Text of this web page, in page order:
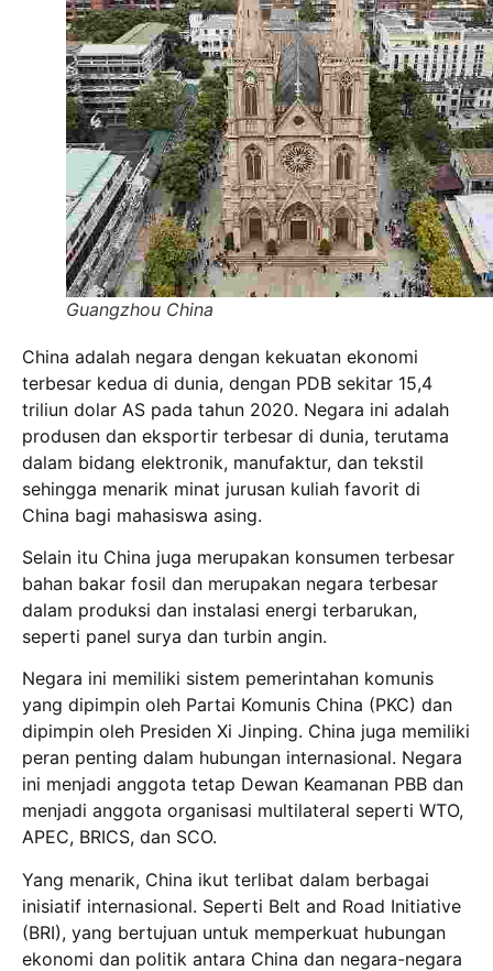
Guangzhou China
China adalah negara dengan kekuatan ekonomi
terbesar kedua di dunia, dengan PDB sekitar 15,4
triliun dolar AS pada tahun 2020. Negara ini adalah
produsen dan eksportir terbesar di dunia, terutama
dalam bidang elektronik, manufaktur, dan tekstil
sehingga menarik minat jurusan kuliah favorit di
China bagi mahasiswa asing.
Selain itu China juga merupakan konsumen terbesar
bahan bakar fosil dan merupakan negara terbesar
dalam produksi dan instalasi energi terbarukan,
seperti panel surya dan turbin angin.
Negara ini memiliki sistem pemerintahan komunis
yang dipimpin oleh Partai Komunis China (PKC) dan
dipimpin oleh Presiden Xi Jinping. China juga memiliki
peran penting dalam hubungan internasional. Negara
ini menjadi anggota tetap Dewan Keamanan PBB dan
menjadi anggota organisasi multilateral seperti WTO,
APEC, BRICS, dan SCO.
Yang menarik, China ikut terlibat dalam berbagai
inisiatif internasional. Seperti Belt and Road Initiative
(BRI), yang bertujuan untuk memperkuat hubungan
ekonomi dan politik antara China dan negara-negara